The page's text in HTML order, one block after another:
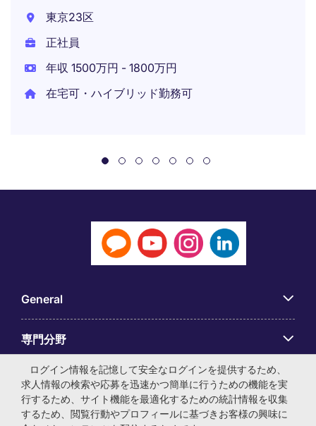
東京23区
正社員
年収 1500万円 - 1800万円
在宅可・ハイブリッド勤務可
General
専門分野
アプリ
Employer Centre
ログイン情報を記憶して安全なログインを提供するため、
求人情報の検索や応募を迅速かつ簡単に行うための機能を実
行するため、サイト機能を最適化するための統計情報を収集
するため、閲覧行動やプロフィールに基づきお客様の興味に